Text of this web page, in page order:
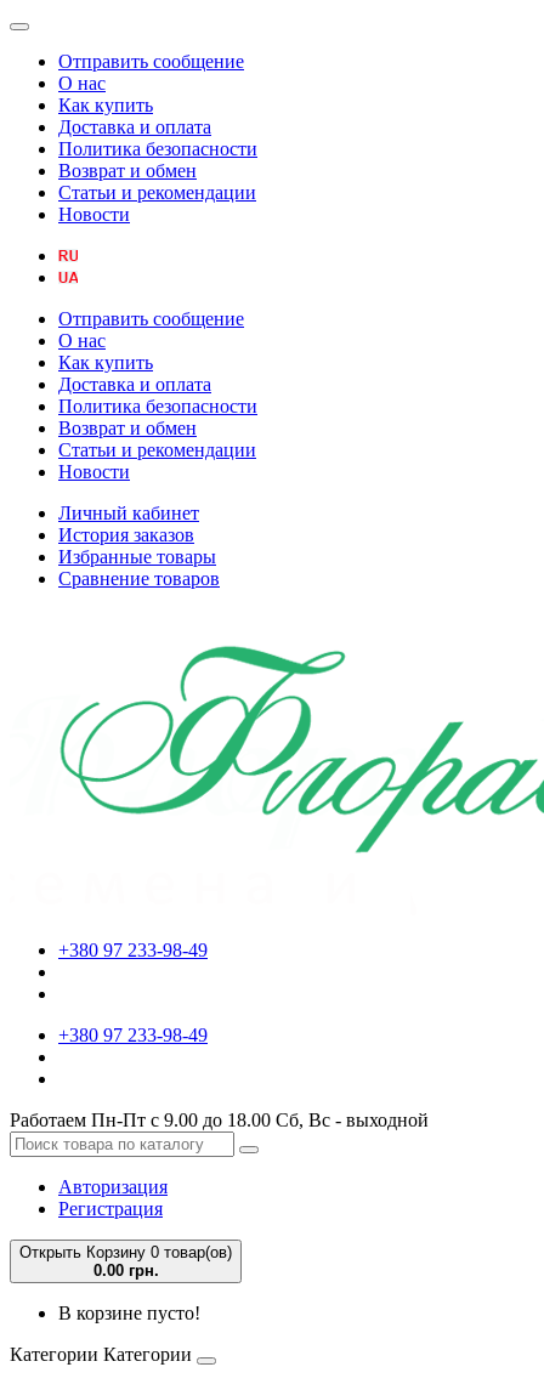
Отправить сообщение
О нас
Как купить
Доставка и оплата
Политика безопасности
Возврат и обмен
Статьи и рекомендации
Новости
Отправить сообщение
О нас
Как купить
Доставка и оплата
Политика безопасности
Возврат и обмен
Статьи и рекомендации
Новости
Личный кабинет
История заказов
Избранные товары
Сравнение товаров
+380 97 233-98-49
+380 97 233-98-49
Работаем Пн-Пт с 9.00 до 18.00 Сб, Вс - выходной
Авторизация
Регистрация
Открыть Корзину 0 товар(ов)
0.00 грн.
В корзине пусто!
Категории Категории